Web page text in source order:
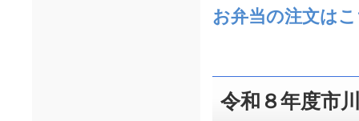
お弁当の注文は
令和８年度市